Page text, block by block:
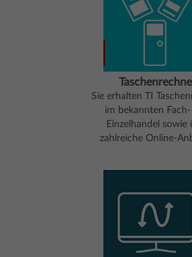
Sie erhalten TI
im bekannten Fach-
Einzelhandel sowie
zahlreiche Online-